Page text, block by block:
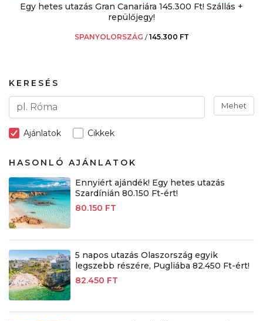
Egy hetes utazás Gran Canariára 145.300 Ft! Szállás +
repülőjegy!
SPANYOLORSZÁG /145.300 FT
KERESÉS
Mehet
Ajánlatok Cikkek
HASONLÓ AJÁNLATOK
Ennyiért ajándék! Egy hetes utazás
Szardínián 80.150 Ft-ért!
80.150 FT
5 napos utazás Olaszország egyik
legszebb részére, Pugliába 82.450 Ft-ért!
82.450 FT